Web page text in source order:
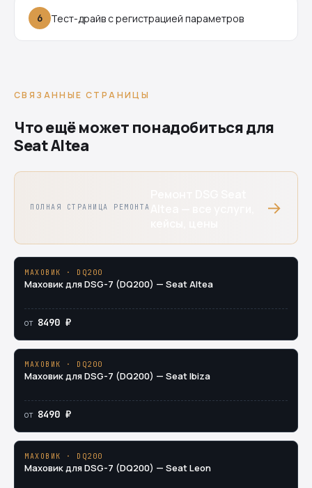
6 Тест-драйв с регистрацией параметров
СВЯЗАННЫЕ СТРАНИЦЫ
Что ещё может понадобиться для
Seat Altea
ПОЛНАЯ СТРАНИЦА РЕМОНТА →
МАХОВИК · DQ200
Маховик для DSG-7 (DQ200) — Seat Altea
от 8490 ₽
МАХОВИК · DQ200
Маховик для DSG-7 (DQ200) — Seat Ibiza
от 8490 ₽
МАХОВИК · DQ200
Маховик для DSG-7 (DQ200) — Seat Leon